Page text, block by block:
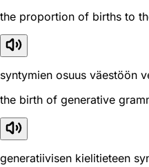
the proportion of births to
syntymien osuus väestöön
the birth of generative
generatiivisen kielitieteen